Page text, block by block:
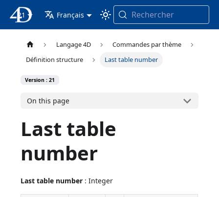
4D Documentation
21 Français Rechercher
Langage 4D
Commandes par thème
Définition structure
Last table number
Version : 21
On this page
Last table
number
Last table number : Integer